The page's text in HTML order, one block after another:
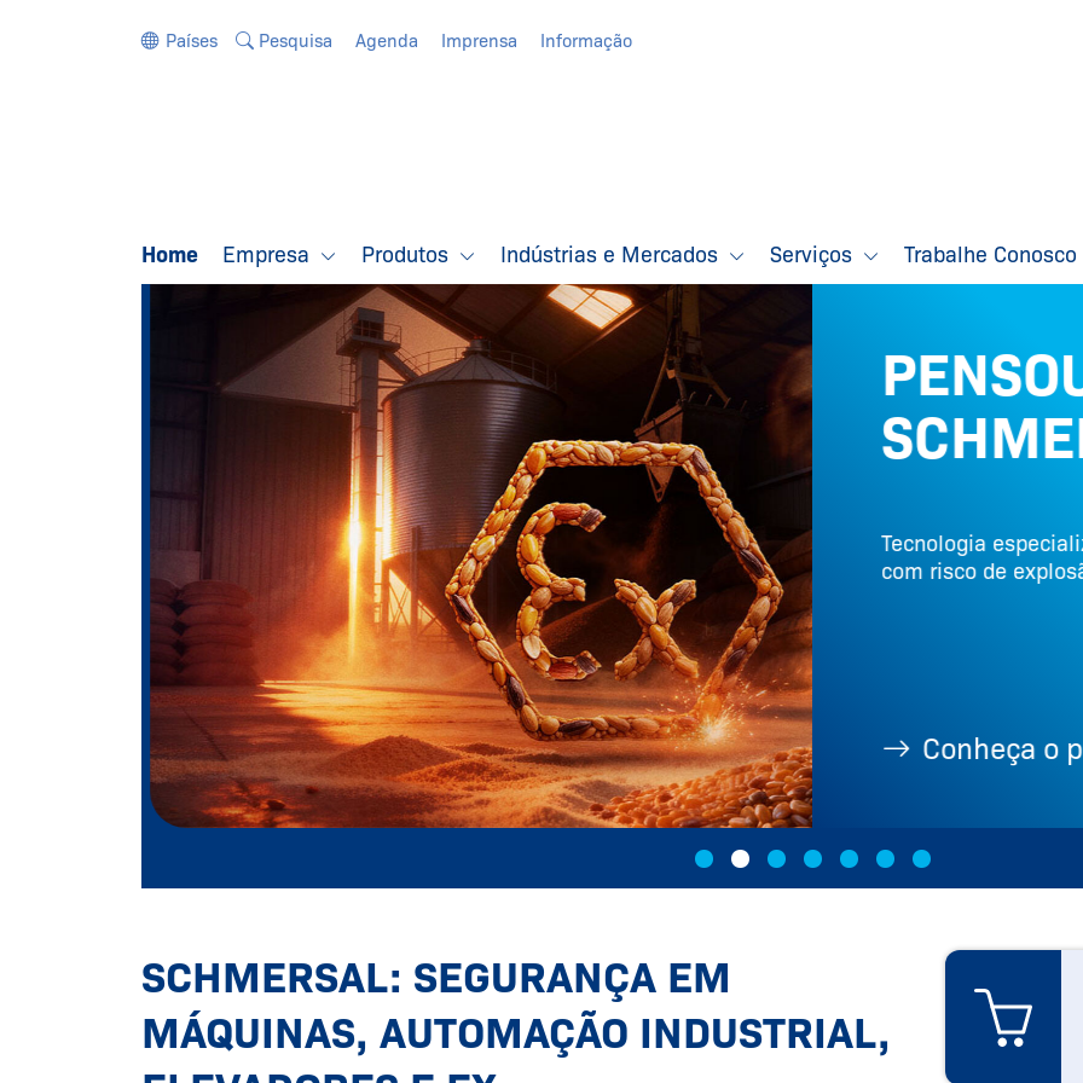
Países Pesquisa Agenda Imprensa Informação
Home Empresa Produtos Indústrias e Mercados Serviços Trabalhe Conosco
BEM-VINDO
Por um futuro mais seguro
Tecnologia
com risco de
Conheça o
SCHMERSAL: SEGURANÇA EM
MÁQUINAS, AUTOMAÇÃO INDUSTRIAL,